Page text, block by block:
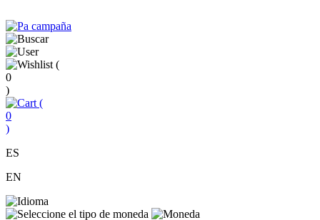
(
0
)
(
0
)
ES
EN